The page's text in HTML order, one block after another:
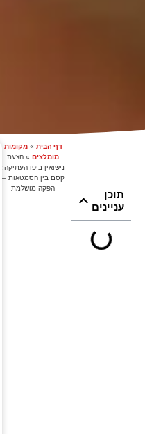
דף הבית »מקומות
מומלצים» הצעת
נישואין ביפו העתיקה:
קסם בין הסמטאות –
הפקה מושלמת
תוכן
עניינים